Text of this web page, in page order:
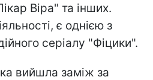
Віра" та інших.
є однією з
серіалу "Фіцики".
вийшла заміж за